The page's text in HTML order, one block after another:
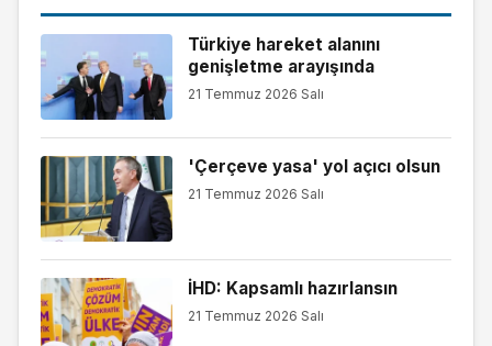
Türkiye hareket alanını
genişletme arayışında
21 Temmuz 2026 Salı
'Çerçeve yasa' yol açıcı olsun
21 Temmuz 2026 Salı
İHD: Kapsamlı hazırlansın
21 Temmuz 2026 Salı